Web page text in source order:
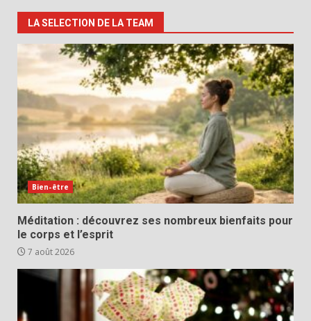
LA SELECTION DE LA TEAM
Bien-être
Méditation : découvrez ses nombreux bienfaits pour
le corps et l’esprit
7 août 2026